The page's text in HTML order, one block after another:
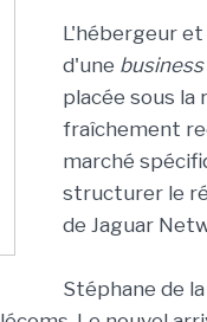
L'hébergeur
d'une
placée sous
fraîchement
marché
structurer le
de Jaguar
Stéphane de